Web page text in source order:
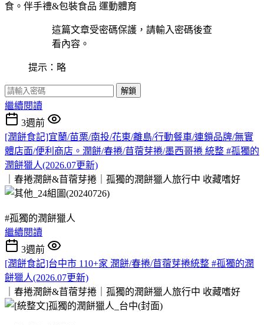
食。伴手禮&包裝食品 運動體育
這篇文章受密碼保護，請輸入密碼後查
看內容。
提示：略
解鎖
繼續閱讀
3週前
[潤餅食記]宜蘭/苗栗/南投/花東/離島/行動餐車/連鎖品牌/無實
體店面/便利商店。潤餅/春捲/苜蓿芽捲/墨西哥捲 統整 #孤獨的
潤餅獵人(2026.07更新)
｜春捲潤餅&苜蓿芽捲｜孤獨的潤餅獵人旅行中 收藏嗜好
#孤獨的潤餅獵人
繼續閱讀
3週前
[潤餅食記]台中市 110+家 潤餅/春捲/苜蓿芽捲統整 #孤獨的潤
餅獵人(2026.07更新)
｜春捲潤餅&苜蓿芽捲｜孤獨的潤餅獵人旅行中 收藏嗜好